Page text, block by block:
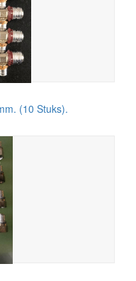
(10 Stuks).